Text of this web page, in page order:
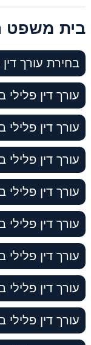
בית משפט
בחירת עורך
עורך דין פלילי
עורך דין
עורך דין פלילי
עורך דין פלילי
עורך דין פלילי
עורך דין פלילי
עורך דין פלילי
עורך דין פלילי